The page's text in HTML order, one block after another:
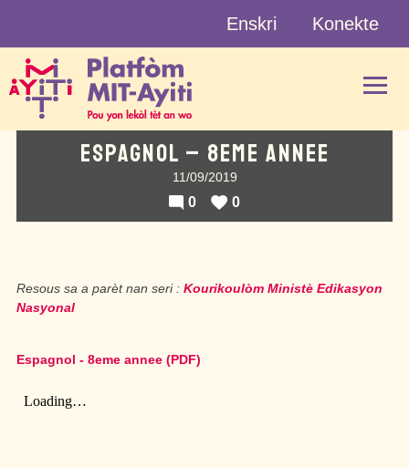
content
Enskri Konekte
ESPAGNOL – 8EME ANNEE
11/09/2019
0 0
Resous sa a parèt nan seri : Kourikoulòm Ministè Edikasyon
Nasyonal
Espagnol - 8eme annee (PDF)